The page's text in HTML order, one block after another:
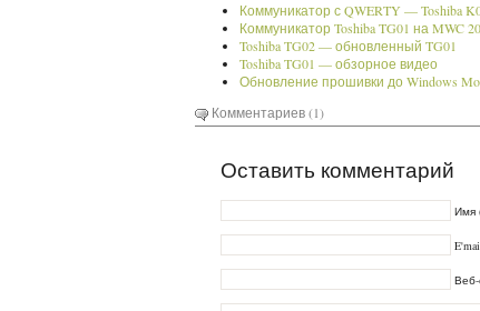
Коммуникатор с QWERTY — Toshiba
Коммуникатор Toshiba TG01 на MWC
Toshiba TG02 — обновленный TG01
Toshiba TG01 — обзорное видео
Обновление прошивки до Windows
Комментариев (1)
Оставить комментарий
Имя